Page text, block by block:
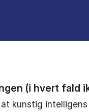
(i hvert fald
kunstig